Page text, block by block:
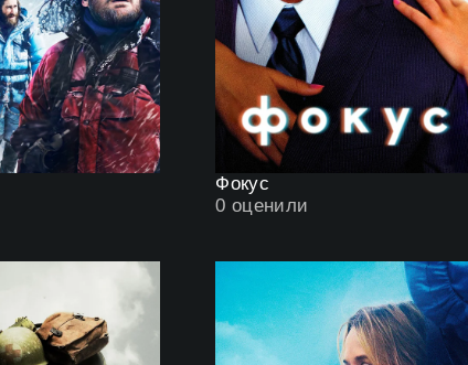
Фокус
0 оценили